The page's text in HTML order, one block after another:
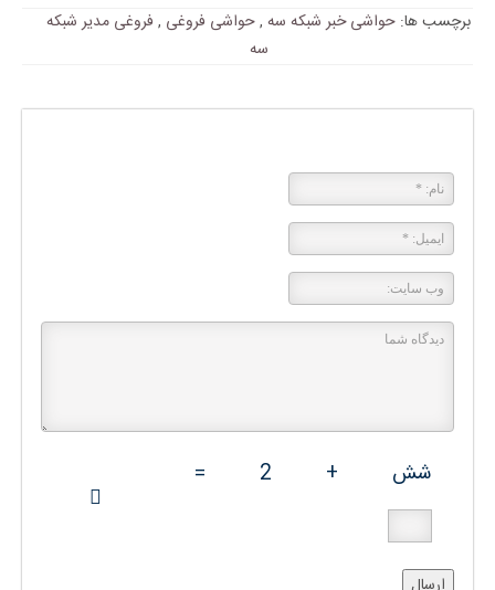
برچسب ها: حواشی خبر شبکه سه ,حواشی فروغی , فروغی مدیر شبکه
سه
شش +
2
=